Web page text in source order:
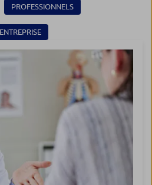
PROFESSIONNELS